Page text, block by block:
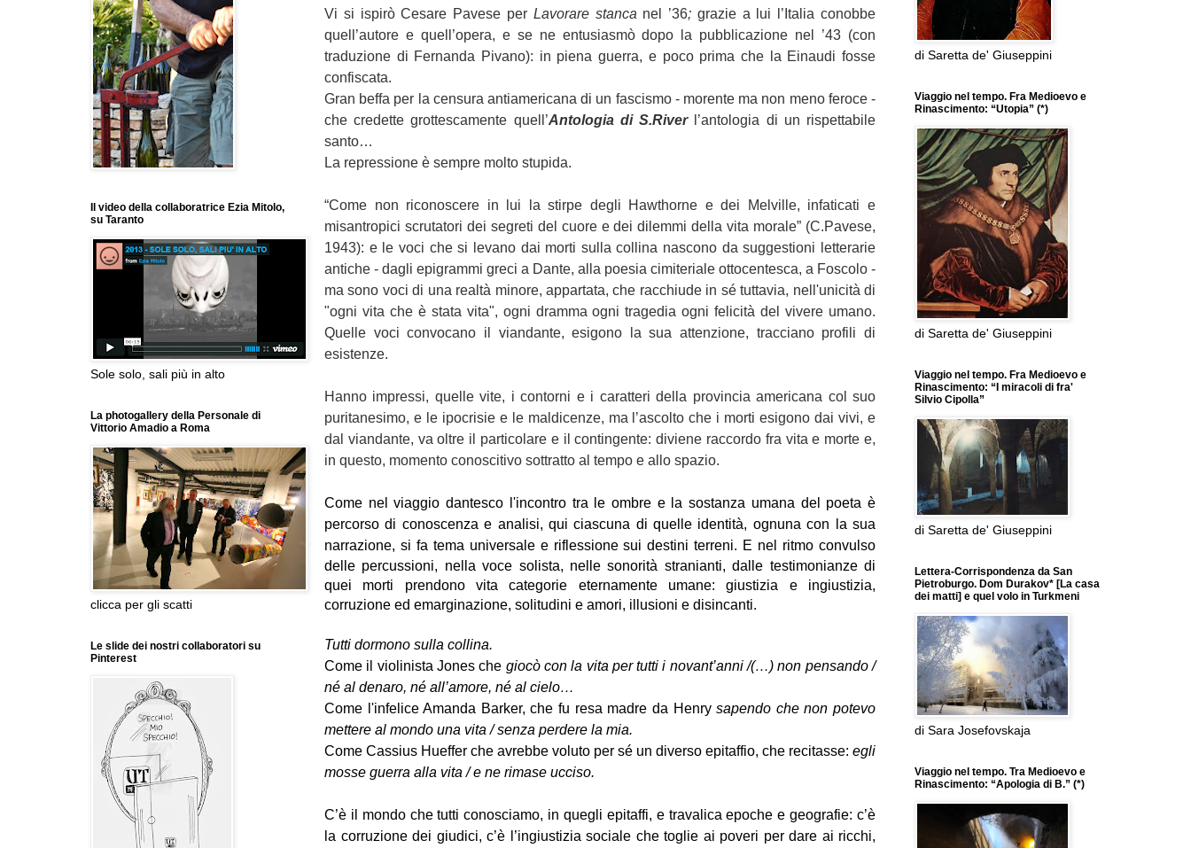
Vi si ispirò Cesare Pavese per Lavorare stanca nel ’36; grazie a lui l’Italia conobbe
quell’autore e quell’opera, e se ne entusiasmò dopo la pubblicazione nel ’43 (con
traduzione di Fernanda Pivano): in piena guerra, e poco prima che la Einaudi fosse
confiscata.
Gran beffa per la censura antiamericana di un fascismo - morente ma non meno feroce -
che credette grottescamente quell’Antologia di S.River
l’antologia di un rispettabile
santo…
La repressione è sempre molto stupida.
“Come non riconoscere in lui la stirpe degli Hawthorne e dei Melville, infaticati e
misantropici scrutatori dei segreti del cuore e dei dilemmi della vita morale” (C.Pavese,
1943): e le voci che si levano dai morti sulla collina nascono da suggestioni letterarie
antiche - dagli epigrammi greci a Dante, alla poesia cimiteriale ottocentesca, a Foscolo -
ma sono voci di una realtà minore, appartata, che racchiude in sé tuttavia, nell'unicità di
"ogni vita che è stata vita", ogni dramma ogni tragedia ogni felicità del vivere umano.
Quelle voci convocano il viandante, esigono la sua attenzione, tracciano profili di
esistenze.
Hanno impressi, quelle vite, i contorni e i caratteri della provincia americana col suo
puritanesimo, e le ipocrisie e le maldicenze, ma l’ascolto che i morti esigono dai vivi, e
dal viandante, va oltre il particolare e il contingente: diviene raccordo fra vita e morte e,
in questo, momento conoscitivo sottratto al tempo e allo spazio.
Come nel viaggio dantesco l'incontro tra le ombre e la sostanza umana del poeta è
percorso di conoscenza e analisi, qui ciascuna di quelle identità, ognuna con la sua
narrazione, si fa tema universale e riflessione sui destini terreni. E nel ritmo convulso
delle percussioni, nella voce solista, nelle sonorità stranianti, dalle testimonianze di
quei morti prendono vita categorie eternamente umane: giustizia e ingiustizia,
corruzione ed emarginazione, solitudini e amori, illusioni e disincanti.
Tutti dormono sulla collina.
Come il violinista Jones che giocò con la vita per tutti i novant’anni /(…) non pensando /
né al denaro, né all’amore, né al cielo…
Come l'infelice Amanda Barker, che fu resa madre da Henry sapendo che non potevo
mettere al mondo una vita / senza perdere la mia.
Come Cassius Hueffer che avrebbe voluto per sé un diverso epitaffio, che recitasse: egli
mosse guerra alla vita / e ne rimase ucciso.
C’è il mondo che tutti conosciamo, in quegli epitaffi, e travalica epoche e geografie: c’è
la corruzione dei giudici, c’è l’ingiustizia sociale che toglie ai poveri per dare ai ricchi,
Il video della collaboratrice Ezia Mitolo,
su Taranto
Sole solo, sali più in alto
La photogallery della Personale di
Vittorio Amadio a Roma
clicca per gli scatti
Le slide dei nostri collaboratori su
Pinterest
di Saretta de' Giuseppini
Viaggio nel tempo. Fra Medioevo e
Rinascimento: “Utopia” (*)
di Saretta de' Giuseppini
Viaggio nel tempo. Fra Medioevo e
Rinascimento: “I miracoli di fra'
Silvio Cipolla”
di Saretta de' Giuseppini
Lettera-Corrispondenza da San
Pietroburgo. Dom Durakov* [La casa
dei matti] e quel volo in Turkmeni
di Sara Josefovskaja
Viaggio nel tempo. Tra Medioevo e
Rinascimento: “Apologia di B.” (*)